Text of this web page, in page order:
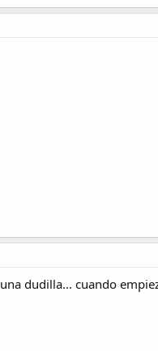
dudilla... cuando